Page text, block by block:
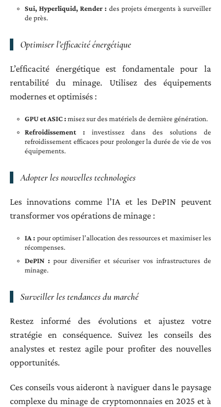
Sui, Hyperliquid, Render : des projets émergents à surveiller
de près.
Optimiser l’efficacité énergétique
L’efficacité énergétique est fondamentale pour la
rentabilité du minage. Utilisez des équipements
modernes et optimisés :
GPU et ASIC :misez sur des matériels de dernière génération.
Refroidissement : investissez dans des solutions de
refroidissement efficaces pour prolonger la durée de vie de vos
équipements.
Adopter les nouvelles technologies
Les innovations comme l’IA et les DePIN peuvent
transformer vos opérations de minage :
IA : pour optimiser l’allocation des ressources et maximiser les
récompenses.
DePIN :pour diversifier et sécuriser vos infrastructures de
minage.
Surveiller les tendances du marché
Restez informé des évolutions et ajustez votre
stratégie en conséquence. Suivez les conseils des
analystes et restez agile pour profiter des nouvelles
opportunités.
Ces conseils vous aideront à naviguer dans le paysage
complexe du minage de cryptomonnaies en 2025 et à